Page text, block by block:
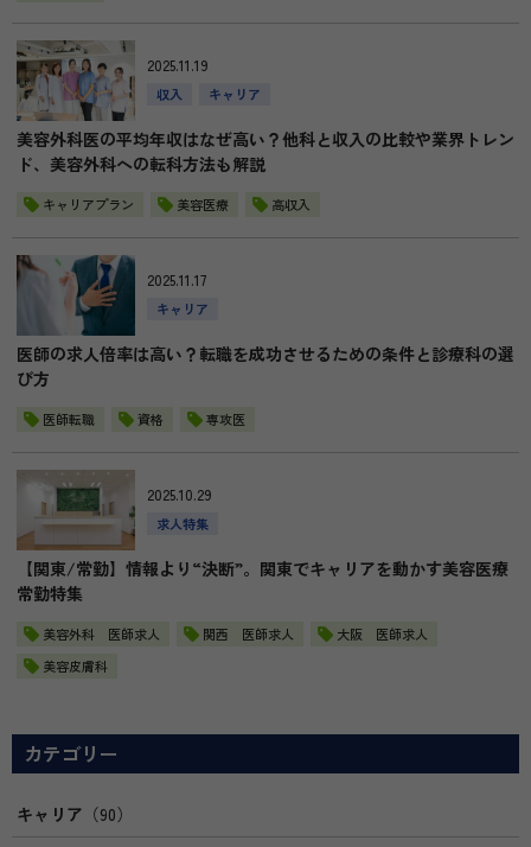
2025.11.19
収入 キャリア
美容外科医の平均年収はなぜ高い？他科と収入の比較や業界トレン
ド、美容外科への転科方法も解説
キャリアプラン 美容医療 高収入
2025.11.17
キャリア
医師の求人倍率は高い？転職を成功させるための条件と診療科の選
び方
医師転職 資格 専攻医
2025.10.29
求人特集
【関東/常勤】情報より“決断”。関東でキャリアを動かす美容医療
常勤特集
美容外科 医師求人 関西 医師求人
大阪 医師求人
美容皮膚科
カテゴリー
キャリア （90）